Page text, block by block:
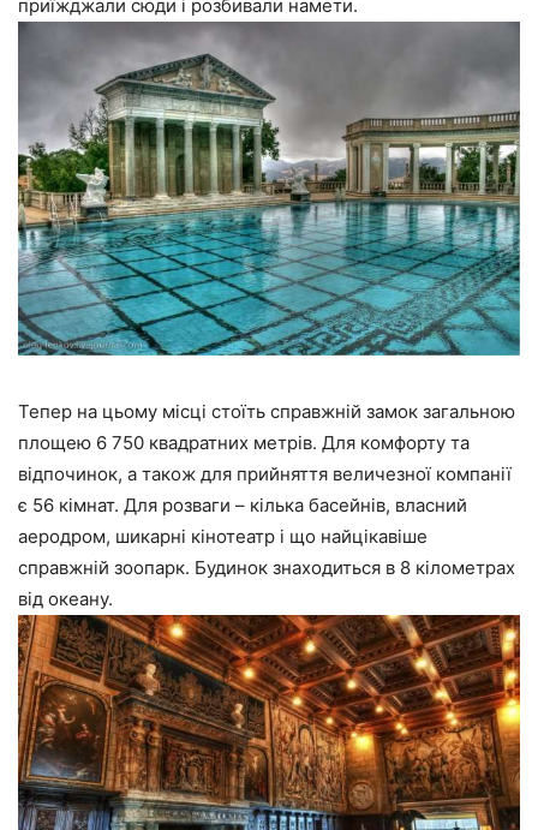
приїжджали сюди і розбивали намети.
Тепер на цьому місці стоїть справжній замок загальною
площею 6 750 квадратних метрів. Для комфорту та
відпочинок, а також для прийняття величезної компанії
є 56 кімнат. Для розваги – кілька басейнів, власний
аеродром, шикарні кінотеатр і що найцікавіше
справжній зоопарк. Будинок знаходиться в 8 кілометрах
від океану.